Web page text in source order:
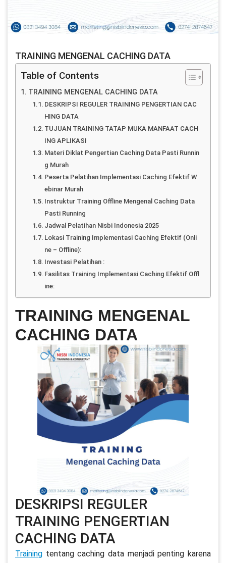
TRAINING MENGENAL CACHING DATA
Table of Contents
TRAINING MENGENAL CACHING DATA
DESKRIPSI REGULER TRAINING PENGERTIAN CAC
HING DATA
TUJUAN TRAINING TATAP MUKA MANFAAT CACH
ING APLIKASI
Materi Diklat Pengertian Caching Data Pasti Runnin
g Murah
Peserta Pelatihan Implementasi Caching Efektif W
ebinar Murah
Instruktur Training Offline Mengenal Caching Data
Pasti Running
Jadwal Pelatihan Nisbi Indonesia 2025
Lokasi Training Implementasi Caching Efektif (Onli
ne – Offline):
Investasi Pelatihan :
Fasilitas Training Implementasi Caching Efektif Offl
ine:
TRAINING MENGENAL
CACHING DATA
DESKRIPSI REGULER
TRAINING PENGERTIAN
CACHING DATA
Training tentang caching data menjadi penting karena